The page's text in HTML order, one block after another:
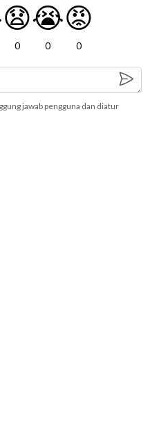
😧
0
😭
0
😡
0
jawab pengguna dan diatur